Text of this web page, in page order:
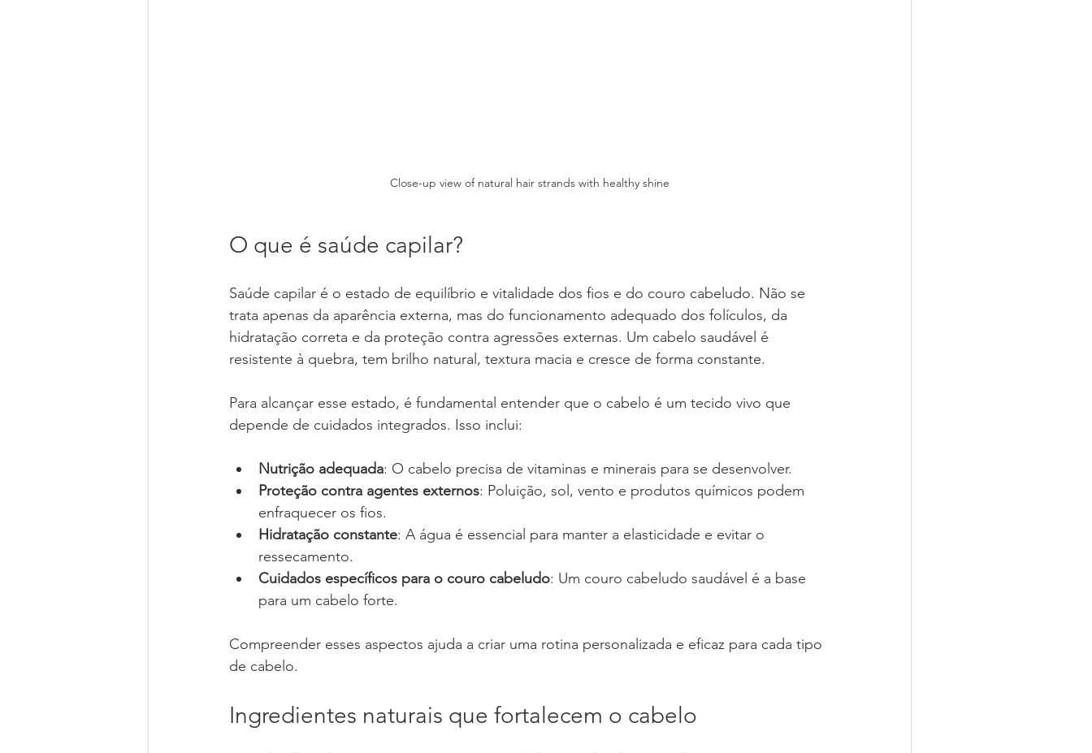
Close-up view of natural hair strands with healthy shine
O que é saúde capilar?
Saúde capilar é o estado de equilíbrio e vitalidade dos fios e do couro cabeludo. Não se
trata apenas da aparência externa, mas do funcionamento adequado dos folículos, da
hidratação correta e da proteção contra agressões externas. Um cabelo saudável é
resistente à quebra, tem brilho natural, textura macia e cresce de forma constante.
Para alcançar esse estado, é fundamental entender que o cabelo é um tecido vivo que
depende de cuidados integrados. Isso inclui:
Nutrição adequada: O cabelo precisa de vitaminas e minerais para se desenvolver.
Proteção contra agentes externos: Poluição, sol, vento e produtos químicos podem
enfraquecer os fios.
Hidratação constante: A água é essencial para manter a elasticidade e evitar o
ressecamento.
Cuidados específicos para o couro cabeludo: Um couro cabeludo saudável é a base
para um cabelo forte.
Compreender esses aspectos ajuda a criar uma rotina personalizada e eficaz para cada tipo
de cabelo.
Ingredientes naturais que fortalecem o cabelo